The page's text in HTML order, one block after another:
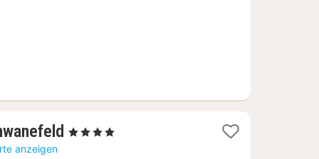
1
, 4 Sterne
anzeigen